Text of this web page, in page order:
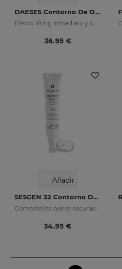
DAESES Contorno De Ojos Y Labios
36.95 €
Añadir
SESGEN 32 Contorno De Ojos
Combate las ojeras oscuras y bolsas
34.95 €